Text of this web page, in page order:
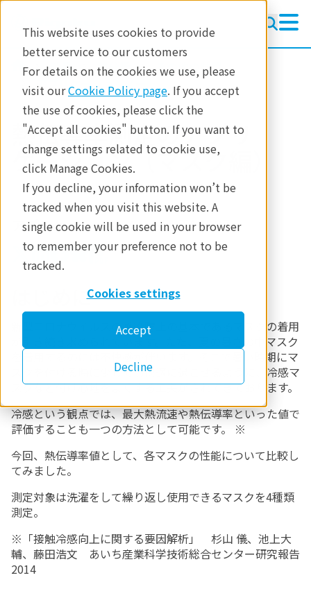
This website uses cookies to provide
better service to our customers
For details on the cookies we use, please
visit ourCookie Policy page. If you accept
the use of cookies, please click the
"Accept all cookies" button. If you want to
change settings related to cookie use,
click Manage Cookies.
If you decline, your information won’t be
tracked when you visit this website. A
single cookie will be used in your browser
to remember your preference not to be
tracked.
Cookies settings
Accept
Decline
製品 熱分析
その他の装置
アプリケーションノート
熱伝導率測定のアプリ
ケーション（マスク編）
アプリケーションノート A-TA4007
はじめに
新型コロナウイルスの感染防止の基本であるマスクの着用
が引き続き求められています
、夏の暑さの中マスク
を着用
そこで暑い時期にマ
スクを付ける時に少しでも快適に
過ごせるように、冷感マ
スクなど付け心地をよくする工夫がされてきております。
冷感という観点では、最大熱流速や熱伝導率といった値で
評価することも一つの方法として可能です。
※
今回、熱伝導率値として、各マスクの性能について比較し
てみました。
測定対象は洗濯をして繰り返し使用できるマスクを4種類
測定。
※ 「接触冷感向上に関する要因解析」 杉山 儀、 池上大
輔、 藤田浩文 あいち産業科学技術総合センター研究報告
2014